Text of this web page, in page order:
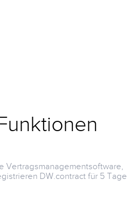
Vertragsmanagementsoftware,
DW.contract für 5 Tage